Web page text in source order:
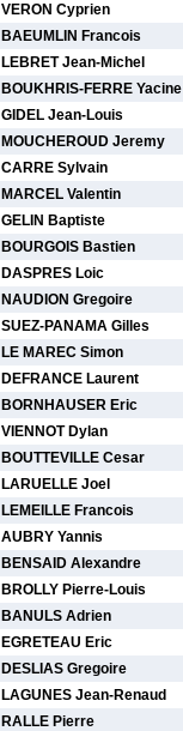
VERON Cyprien
BAEUMLIN Francois
LEBRET Jean-Michel
BOUKHRIS-FERRE Yacine
GIDEL Jean-Louis
MOUCHEROUD Jeremy
CARRE Sylvain
MARCEL Valentin
GELIN Baptiste
BOURGOIS Bastien
DASPRES Loic
NAUDION Gregoire
SUEZ-PANAMA Gilles
LE MAREC Simon
DEFRANCE Laurent
BORNHAUSER Eric
VIENNOT Dylan
BOUTTEVILLE Cesar
LARUELLE Joel
LEMEILLE Francois
AUBRY Yannis
BENSAID Alexandre
BROLLY Pierre-Louis
BANULS Adrien
EGRETEAU Eric
DESLIAS Gregoire
LAGUNES Jean-Renaud
RALLE Pierre